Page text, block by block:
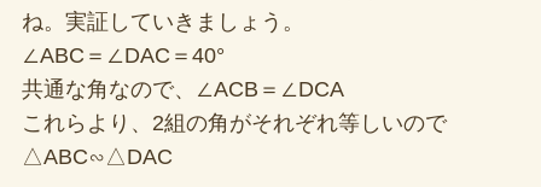
ね。実証していきましょう。
∠ABC＝∠DAC＝40°
共通な角なので、∠ACB＝∠DCA
これらより、2組の角がそれぞれ等しいので
△ABC∽△DAC